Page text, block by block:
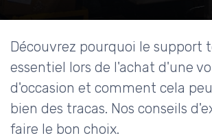
Découvrez pourquoi le support
essentiel lors de l'achat d'une
d'occasion et comment cela
bien des tracas. Nos conseils
faire le bon choix.